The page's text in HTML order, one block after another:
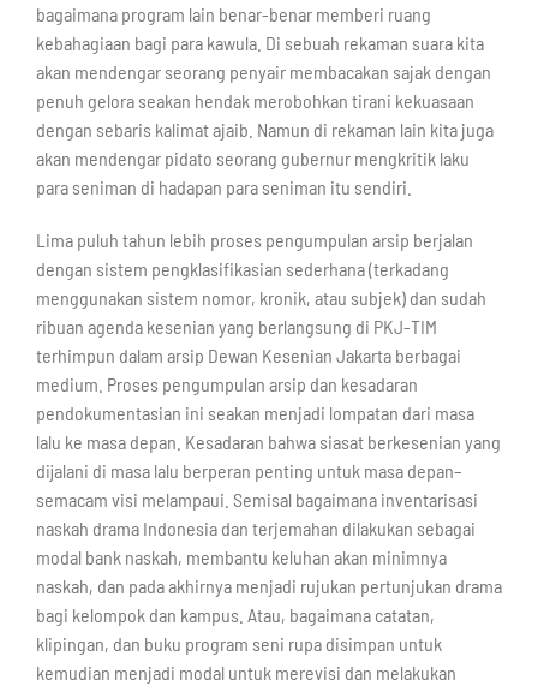
bagaimana program lain benar-benar memberi ruang
kebahagiaan bagi para kawula. Di sebuah rekaman suara kita
akan mendengar seorang penyair membacakan sajak dengan
penuh gelora seakan hendak merobohkan tirani kekuasaan
dengan sebaris kalimat ajaib. Namun di rekaman lain kita juga
akan mendengar pidato seorang gubernur mengkritik laku
para seniman di hadapan para seniman itu sendiri.
Lima puluh tahun lebih proses pengumpulan arsip berjalan
dengan sistem pengklasifikasian sederhana (terkadang
menggunakan sistem nomor, kronik, atau subjek) dan sudah
ribuan agenda kesenian yang berlangsung di PKJ-TIM
terhimpun dalam arsip Dewan Kesenian Jakarta berbagai
medium. Proses pengumpulan arsip dan kesadaran
pendokumentasian ini seakan menjadi lompatan dari masa
lalu ke masa depan. Kesadaran bahwa siasat berkesenian yang
dijalani di masa lalu berperan penting untuk masa depan–
semacam visi melampaui. Semisal bagaimana inventarisasi
naskah drama Indonesia dan terjemahan dilakukan sebagai
modal bank naskah, membantu keluhan akan minimnya
naskah, dan pada akhirnya menjadi rujukan pertunjukan drama
bagi kelompok dan kampus. Atau, bagaimana catatan,
klipingan, dan buku program seni rupa disimpan untuk
kemudian menjadi modal untuk merevisi dan melakukan